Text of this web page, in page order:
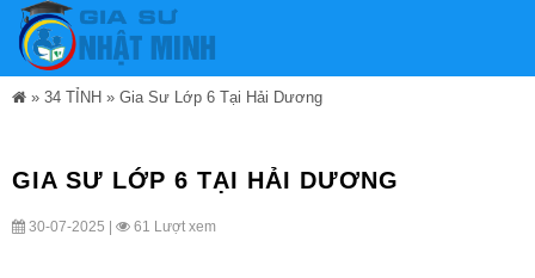
» 34 TỈNH » Gia Sư Lớp 6 Tại Hải Dương
GIA SƯ LỚP 6 TẠI HẢI DƯƠNG
30-07-2025 | 61 Lượt xem